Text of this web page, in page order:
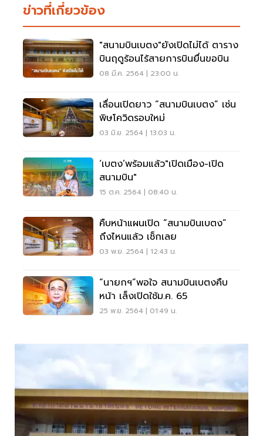
ข่าวที่เกี่ยวข้อง
"สนามบินเบตง"ยังเปิดไม่ได้ ตาราง
บินฤดูร้อนไร้สายการบินยื่นขอบิน
08 มี.ค. 2564 | 23:00 น.
เลื่อนเปิดยาว “สนามบินเบตง” เซ่น
พิษโควิดรอบใหม่
03 มิ.ย. 2564 | 13:03 น.
‘เบตง’พร้อมแล้ว"เปิดเมือง-เปิด
สนามบิน"
15 ต.ค. 2564 | 08:40 น.
คืบหน้าแผนเปิด “สนามบินเบตง”
ถึงไหนแล้ว เช็กเลย
03 พ.ย. 2564 | 12:43 น.
“นายกฯ”พอใจ สนามบินเบตงคืบ
หน้า เล็งเปิดใช้ม.ค. 65
25 พ.ย. 2564 | 01:49 น.